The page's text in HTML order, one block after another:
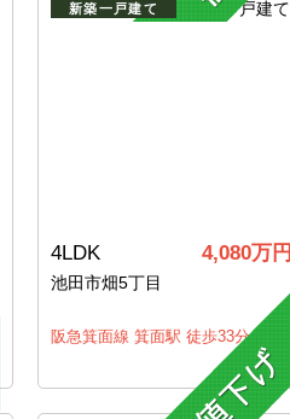
新築一戸建て
4LDK 4,080万円
池田市畑5丁目
阪急箕面線 箕面駅 徒歩33分